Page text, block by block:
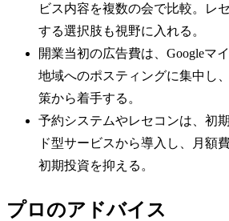
ビス内容を複数の会で比較。レ
する選択肢も視野に入れる。
開業当初の広告費は、Googleマ
地域へのポスティングに集中し
策から着手する。
予約システムやレセコンは、初
ド型サービスから導入し、月額
初期投資を抑える。
プロのアドバイス